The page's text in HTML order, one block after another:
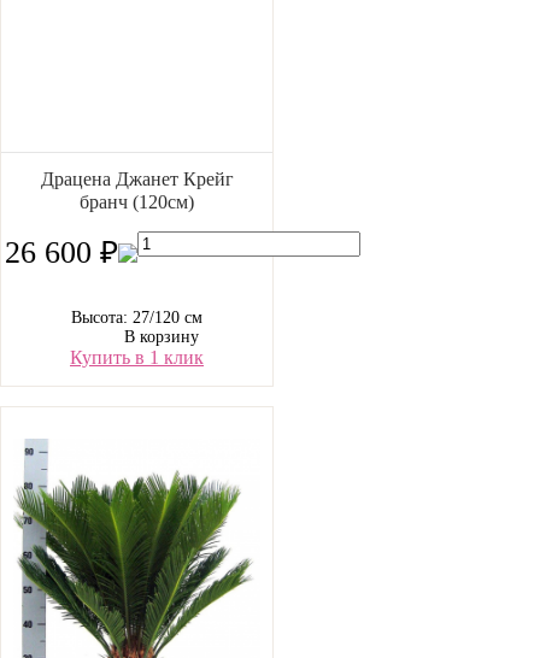
Драцена Джанет Крейг
бранч (120см)
26 600 ₽
Высота: 27/120 см
В корзину
Купить в 1 клик